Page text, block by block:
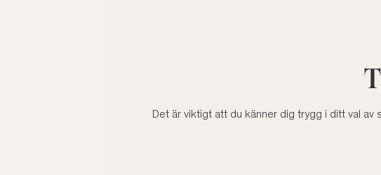
Det är viktigt att du känner dig trygg i ditt val